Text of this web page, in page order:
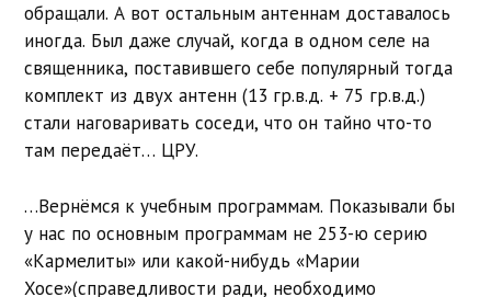
обращали. А вот остальным антеннам доставалось
иногда. Был даже случай, когда в одном селе на
священника, поставившего себе популярный тогда
комплект из двух антенн (13 гр.в.д. + 75 гр.в.д.)
стали наговаривать соседи, что он тайно что-то
там передаёт… ЦРУ.
…Вернёмся к учебным программам. Показывали бы
у нас по основным программам не 253-ю серию
«Кармелиты» или какой-нибудь «Марии
Хосе»(справедливости ради, необходимо